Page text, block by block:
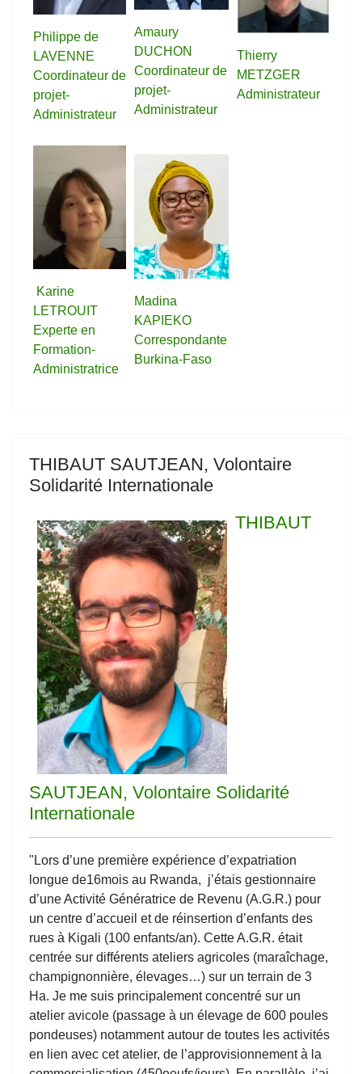
Philippe de
LAVENNE
Coordinateur de
projet-
Administrateur
Amaury
DUCHON
Coordinateur de
projet-
Administrateur
Thierry
METZGER
Administrateur
Karine
LETROUIT
Experte en
Formation-
Administratrice
Madina
KAPIEKO
Correspondante
Burkina-Faso
THIBAUT SAUTJEAN, Volontaire
Solidarité Internationale
THIBAUT
SAUTJEAN, Volontaire Solidarité
Internationale
"Lors d’une première expérience d’expatriation
longue de16mois au Rwanda, j’étais gestionnaire
d’une Activité Génératrice de Revenu (A.G.R.) pour
un centre d’accueil et de réinsertion d’enfants des
rues à Kigali (100 enfants/an). Cette A.G.R. était
centrée sur différents ateliers agricoles (maraîchage,
champignonnière, élevages…) sur un terrain de 3
Ha. Je me suis principalement concentré sur un
atelier avicole (passage à un élevage de 600 poules
pondeuses) notamment autour de toutes les activités
en lien avec cet atelier, de l’approvisionnement à la